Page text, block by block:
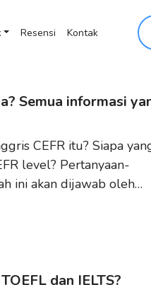
Resensi Kontak
Semua informasi
CEFR itu? Siapa
level? Pertanyaan-
ini akan dijawab oleh…
dan IELTS?